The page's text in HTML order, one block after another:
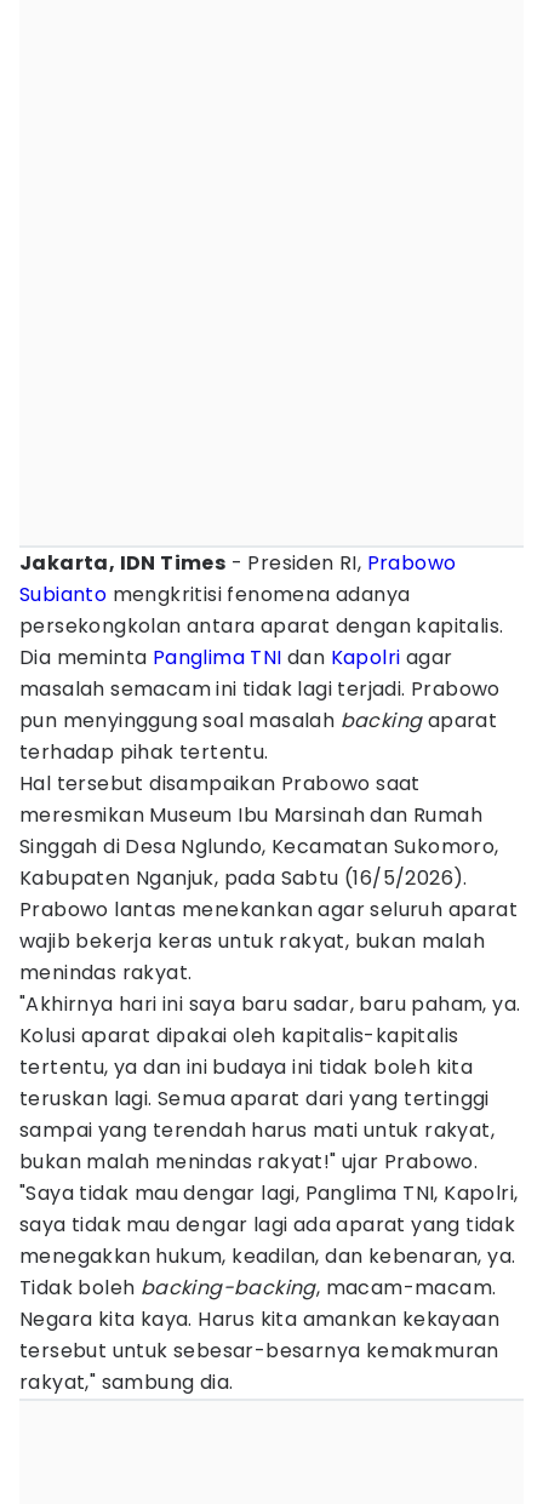
Jakarta, IDN Times - Presiden RI, Prabowo
Subianto mengkritisi fenomena adanya
persekongkolan antara aparat dengan kapitalis.
Dia meminta Panglima TNI dan Kapolri agar
masalah semacam ini tidak lagi terjadi. Prabowo
pun menyinggung soal masalah backingaparat
terhadap pihak tertentu.
Hal tersebut disampaikan Prabowo saat
meresmikan Museum Ibu Marsinah dan Rumah
Singgah di Desa Nglundo, Kecamatan Sukomoro,
Kabupaten Nganjuk, pada Sabtu (16/5/2026).
Prabowo lantas menekankan agar seluruh aparat
wajib bekerja keras untuk rakyat, bukan malah
menindas rakyat.
"Akhirnya hari ini saya baru sadar, baru paham, ya.
Kolusi aparat dipakai oleh kapitalis-kapitalis
tertentu, ya dan ini budaya ini tidak boleh kita
teruskan lagi. Semua aparat dari yang tertinggi
sampai yang terendah harus mati untuk rakyat,
bukan malah menindas rakyat!" ujar Prabowo.
"Saya tidak mau dengar lagi, Panglima TNI, Kapolri,
saya tidak mau dengar lagi ada aparat yang tidak
menegakkan hukum, keadilan, dan kebenaran, ya.
Tidak boleh backing-backing, macam-macam.
Negara kita kaya. Harus kita amankan kekayaan
tersebut untuk sebesar-besarnya kemakmuran
rakyat," sambung dia.